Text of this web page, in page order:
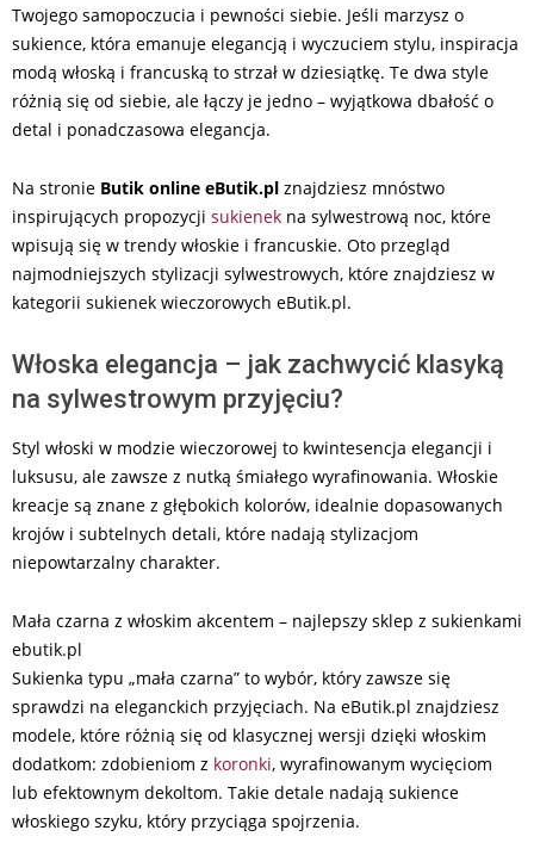
Twojego samopoczucia i pewności siebie. Jeśli marzysz o
sukience, która emanuje elegancją i wyczuciem stylu, inspiracja
modą włoską i francuską to strzał w dziesiątkę. Te dwa style
różnią się od siebie, ale łączy je jedno – wyjątkowa dbałość o
detal i ponadczasowa elegancja.
Na stronie Butik online eButik.pl znajdziesz mnóstwo
inspirujących propozycji sukienek na sylwestrową noc, które
wpisują się w trendy włoskie i francuskie. Oto przegląd
najmodniejszych stylizacji sylwestrowych, które znajdziesz w
kategorii sukienek wieczorowych eButik.pl.
Włoska elegancja – jak zachwycić klasyką
na sylwestrowym przyjęciu?
Styl włoski w modzie wieczorowej to kwintesencja elegancji i
luksusu, ale zawsze z nutką śmiałego wyrafinowania. Włoskie
kreacje są znane z głębokich kolorów, idealnie dopasowanych
krojów i subtelnych detali, które nadają stylizacjom
niepowtarzalny charakter.
Mała czarna z włoskim akcentem – najlepszy sklep z sukienkami
ebutik.pl
Sukienka typu „mała czarna” to wybór, który zawsze się
sprawdzi na eleganckich przyjęciach. Na eButik.pl znajdziesz
modele, które różnią się od klasycznej wersji dzięki włoskim
dodatkom: zdobieniom z koronki, wyrafinowanym wycięciom
lub efektownym dekoltom. Takie detale nadają sukience
włoskiego szyku, który przyciąga spojrzenia.